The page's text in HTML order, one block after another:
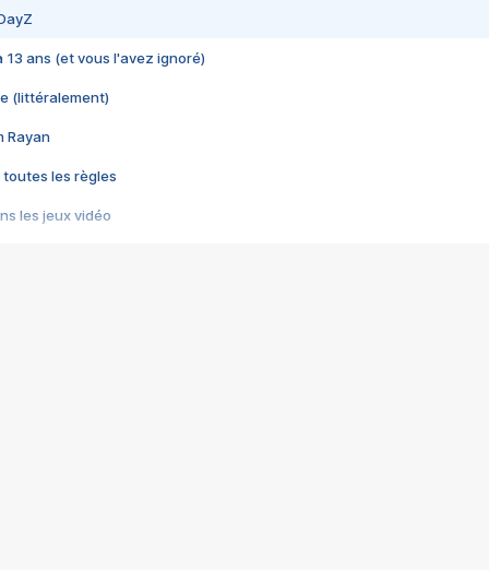
13 ans (et vous l'avez ignoré)
(littéralement)
Rayan
toutes les règles
les jeux vidéo